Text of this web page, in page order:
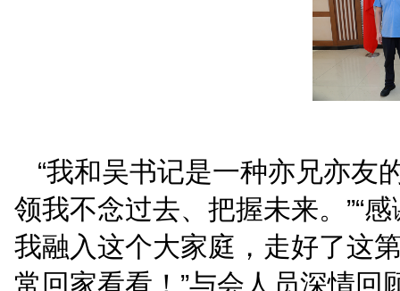
三是“提一点期望”。
怀，退休仍是海法人。
作，给年轻干警指导教
的作风，为党的事业和